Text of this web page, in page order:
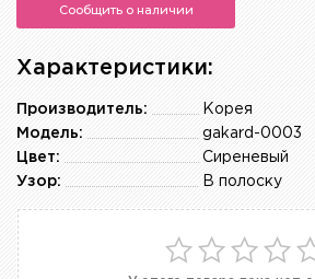
Сообщить о наличии
Характеристики:
Корея
Производитель:
gakard-0003
Модель:
Сиреневый
Цвет:
В полоску
Узор: